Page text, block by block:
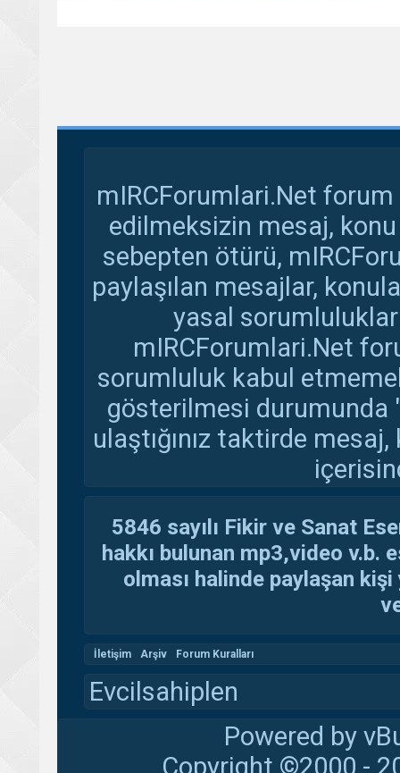
mIRCForumlari.Net
edilmeksizin mesaj,
sebepten ötürü,
paylaşılan mesajlar,
yasal
mIRCForumlari.Net
sorumluluk kabul
gösterilmesi durumunda
ulaştığınız taktirde
5846 sayılı Fikir ve Sanat
hakkı bulunan mp3,video v.b.
olması halinde paylaşan
İletişim Arşiv Forum Kuralları
Evcilsahiplen
Powered by